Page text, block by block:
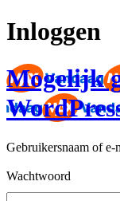
Inloggen
Mogelijk
Gebruikersnaam of e-
Wachtwoord